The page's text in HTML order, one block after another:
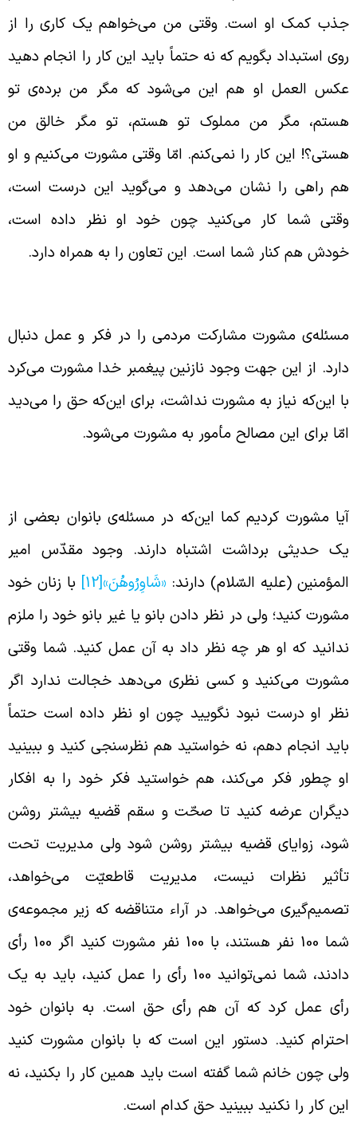
کمک او است. وقتی من می‌خواهم یک کاری را از
استبداد بگویم که نه حتماً باید این کار را انجام دهید
العمل او هم این می‌شود که مگر من برده‌ی تو
مگر من مملوک تو هستم، تو مگر خالق من
این کار را نمی‌کنم. امّا وقتی مشورت می‌کنیم و او
راهی را نشان می‌دهد و می‌گوید این درست است،
شما کار می‌کنید چون خود او نظر داده است،
هم کنار شما است. این تعاون را به همراه دارد.
مشورت مشارکت مردمی را در فکر و عمل دنبال
از این جهت وجود نازنین پیغمبر خدا مشورت می‌کرد
این‌که نیاز به مشورت نداشت، برای این‌که حق را می‌دید
برای این مصالح مأمور به مشورت می‌شود.
مشورت کردیم کما این‌که در مسئله‌ی بانوان بعضی از
حدیثی برداشت اشتباه دارند. وجود مقدّس امیر
(علیه السّلام) دارند:«شَاوِرُوهُنَ‏»[12]
با زنان خود
کنید؛ ولی در نظر دادن بانو یا غیر بانو خود را ملزم
که او هر چه نظر داد به آن عمل کنید. شما وقتی
می‌کنید و کسی نظری می‌دهد خجالت ندارد اگر
او درست نبود نگویید چون او نظر داده است حتماً
انجام دهم، نه خواستید هم نظرسنجی کنید و ببینید
چطور فکر می‌کند، هم خواستید فکر خود را به افکار
عرضه کنید تا صحّت و سقم قضیه بیشتر روشن
زوایای قضیه بیشتر روشن شود ولی مدیریت تحت
نظرات نیست، مدیریت قاطعیّت می‌خواهد،
می‌خواهد. در آراء متناقضه‌ که زیر مجموعه‌ی
شما 100 نفر هستند، با 100 نفر مشورت کنید اگر 100 رأی
دادند، شما نمی‌توانید 100 رأی را عمل کنید، باید به یک
عمل کرد که آن هم رأی حق است. به بانوان خود
کنید. دستور این است که با بانوان مشورت کنید
چون خانم شما گفته است باید همین کار را بکنید، نه
کار را نکنید ببینید حق کدام است.